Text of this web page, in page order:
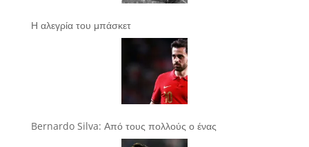
Η αλεγρία του μπάσκετ
Bernardo Silva: Από τους πολλούς ο ένας